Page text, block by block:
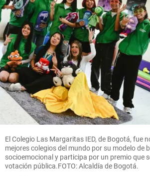
El Colegio Las Margaritas IED, de Bogotá, fue
mejores colegios del mundo por su modelo de
socioemocional y participa por un premio que
votación pública.FOTO: Alcaldía de Bogotá.